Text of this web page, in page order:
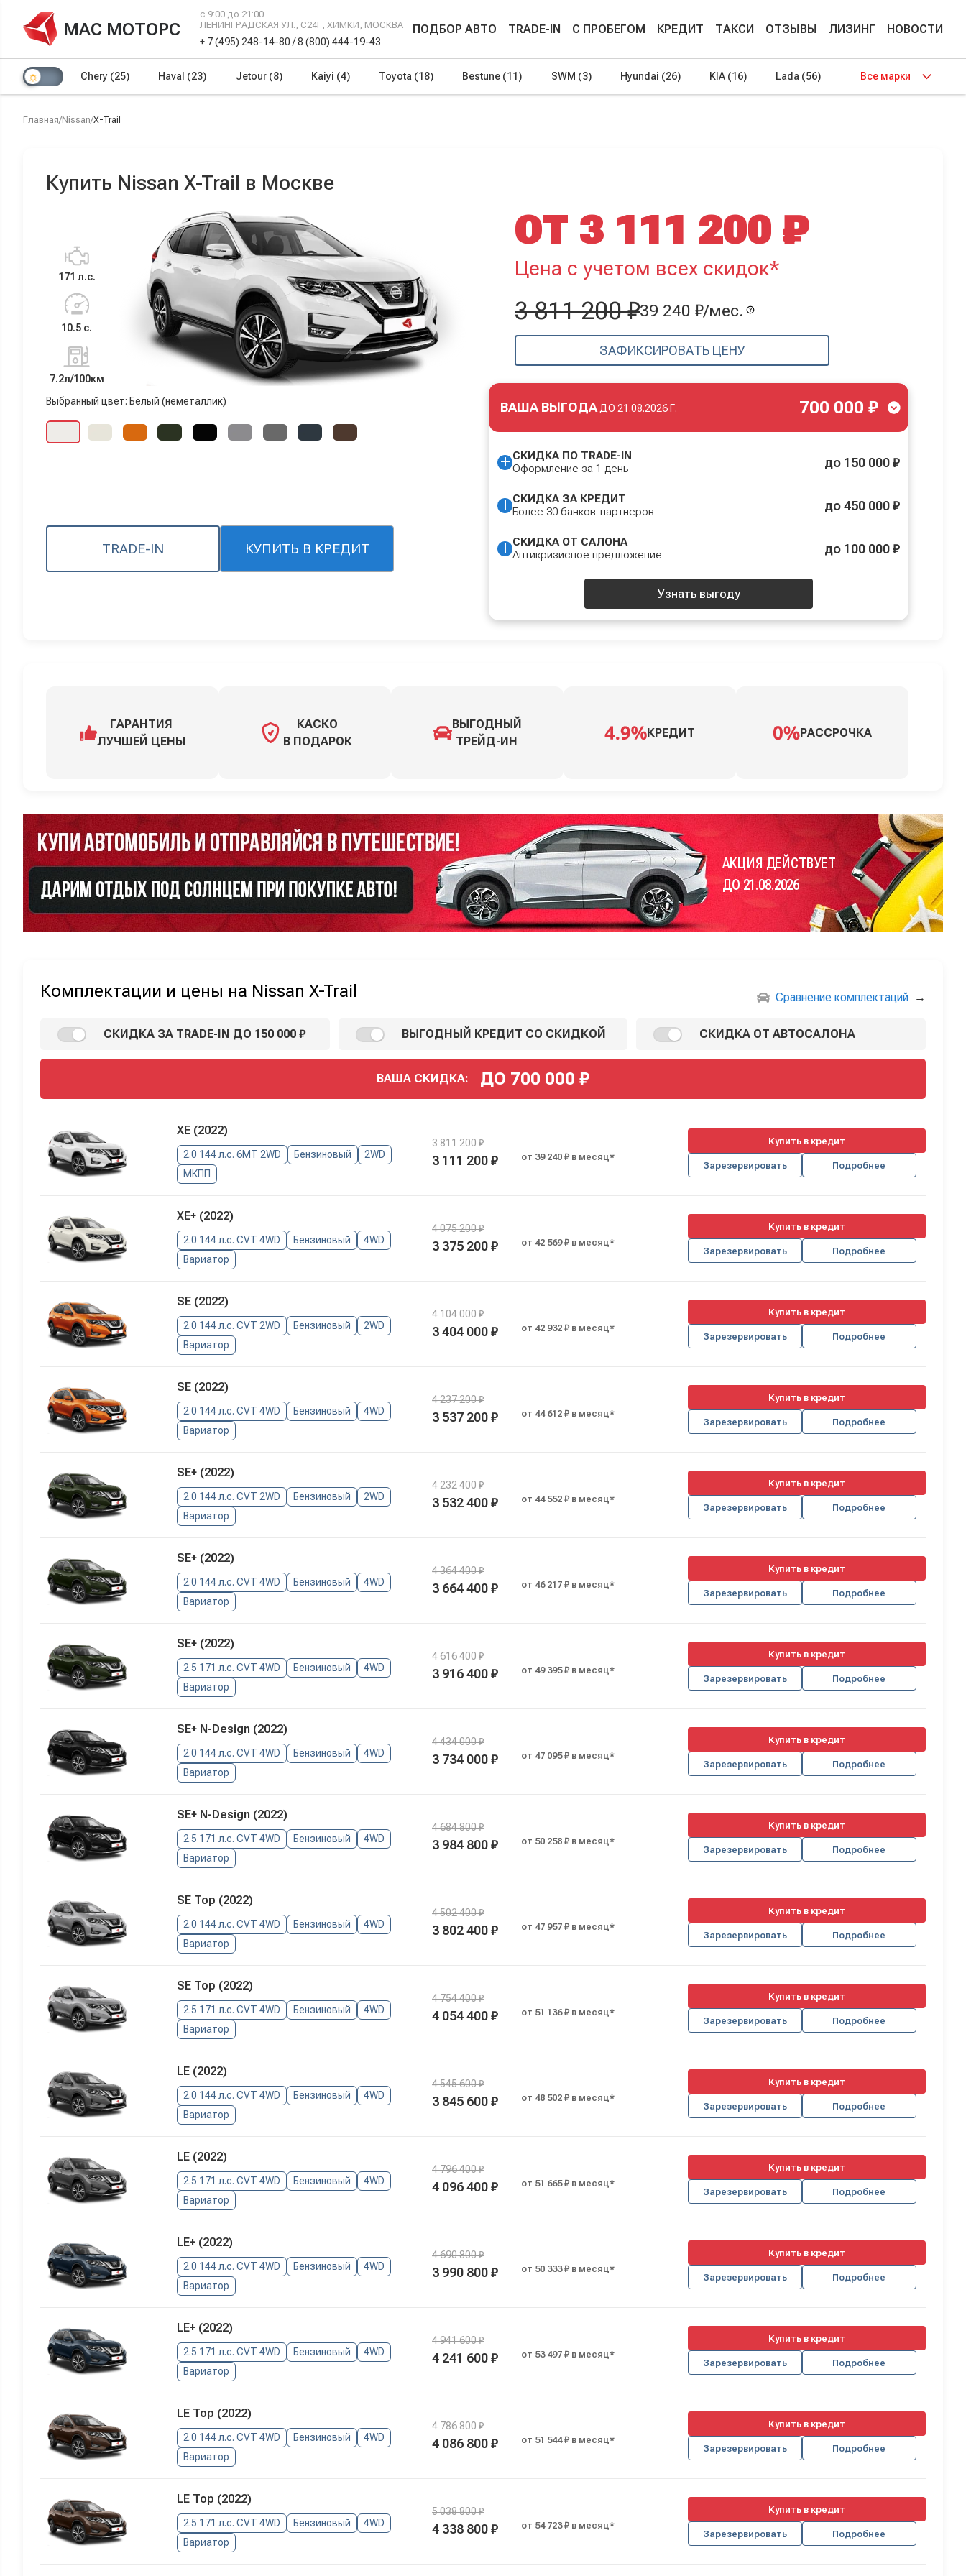
МАС МОТОРС
с 9:00 до 21:00
ЛЕНИНГРАДСКАЯ УЛ., С24Г, ХИМКИ, МОСКВА
+ 7 (495) 248-14-80 /8 (800) 444-19-43
ПОДБОР АВТО TRADE-IN С ПРОБЕГОМ КРЕДИТ ТАКСИ ОТЗЫВЫ ЛИЗИНГ НОВОСТИ
Chery (25) Haval (23) Jetour (8) Kaiyi (4) Toyota (18) Bestune (11) SWM (3) Hyundai (26) KIA (16) Lada (56) Все марки
Главная/Nissan/X-Trail
Купить Nissan X-Trail в Москве
171 л.с.
10.5 с.
7.2л/100км
Выбранный цвет: Белый (неметаллик)
TRADE-IN КУПИТЬ В КРЕДИТ
ОТ 3 111 200 ₽
Цена с учетом всех скидок*
3 811 200 ₽39 240 ₽/мес.
ЗАФИКСИРОВАТЬ ЦЕНУ
ВАША ВЫГОДА ДО 21.08.2026 Г. 700 000 ₽
СКИДКА ПО TRADE-IN
Оформление за 1 день
до 150 000 ₽
СКИДКА ЗА КРЕДИТ
Более 30 банков-партнеров
до 450 000 ₽
СКИДКА ОТ САЛОНА
Антикризисное предложение
до 100 000 ₽
Узнать выгоду
ГАРАНТИЯ
ЛУЧШЕЙ ЦЕНЫ
КАСКО
В ПОДАРОК
ВЫГОДНЫЙ
ТРЕЙД-ИН
КРЕДИТ РАССРОЧКА
АКЦИЯ ДЕЙСТВУЕТ
ДО 21.08.2026
Комплектации и цены на Nissan X-Trail Сравнение комплектаций →
СКИДКА ЗА TRADE-IN ДО 150 000 ₽ ВЫГОДНЫЙ КРЕДИТ СО СКИДКОЙ СКИДКА ОТ АВТОСАЛОНА
ВАША СКИДКА: ДО 700 000 ₽
XE (2022)
2.0 144 л.с. 6MT 2WD Бензиновый
2WD
МКПП
3 811 200 ₽
3 111 200 ₽ от 39 240 ₽ в месяц*
Купить в кредит
Зарезервировать Подробнее
XE+ (2022)
2.0 144 л.с. CVT 4WD Бензиновый
4WD
Вариатор
4 075 200 ₽
3 375 200 ₽ от 42 569 ₽ в месяц*
Купить в кредит
Зарезервировать Подробнее
SE (2022)
2.0 144 л.с. CVT 2WD Бензиновый
2WD
Вариатор
4 104 000 ₽
3 404 000 ₽ от 42 932 ₽ в месяц*
Купить в кредит
Зарезервировать Подробнее
SE (2022)
2.0 144 л.с. CVT 4WD Бензиновый
4WD
Вариатор
4 237 200 ₽
3 537 200 ₽ от 44 612 ₽ в месяц*
Купить в кредит
Зарезервировать Подробнее
SE+ (2022)
2.0 144 л.с. CVT 2WD Бензиновый
2WD
Вариатор
4 232 400 ₽
3 532 400 ₽ от 44 552 ₽ в месяц*
Купить в кредит
Зарезервировать Подробнее
SE+ (2022)
2.0 144 л.с. CVT 4WD Бензиновый
4WD
Вариатор
4 364 400 ₽
3 664 400 ₽ от 46 217 ₽ в месяц*
Купить в кредит
Зарезервировать Подробнее
SE+ (2022)
2.5 171 л.с. CVT 4WD Бензиновый
4WD
Вариатор
4 616 400 ₽
3 916 400 ₽ от 49 395 ₽ в месяц*
Купить в кредит
Зарезервировать Подробнее
SE+ N-Design (2022)
2.0 144 л.с. CVT 4WD Бензиновый
4WD
Вариатор
4 434 000 ₽
3 734 000 ₽ от 47 095 ₽ в месяц*
Купить в кредит
Зарезервировать Подробнее
SE+ N-Design (2022)
2.5 171 л.с. CVT 4WD Бензиновый
4WD
Вариатор
4 684 800 ₽
3 984 800 ₽ от 50 258 ₽ в месяц*
Купить в кредит
Зарезервировать Подробнее
SE Top (2022)
2.0 144 л.с. CVT 4WD Бензиновый
4WD
Вариатор
4 502 400 ₽
3 802 400 ₽ от 47 957 ₽ в месяц*
Купить в кредит
Зарезервировать Подробнее
SE Top (2022)
2.5 171 л.с. CVT 4WD Бензиновый
4WD
Вариатор
4 754 400 ₽
4 054 400 ₽ от 51 136 ₽ в месяц*
Купить в кредит
Зарезервировать Подробнее
LE (2022)
2.0 144 л.с. CVT 4WD Бензиновый
4WD
Вариатор
4 545 600 ₽
3 845 600 ₽ от 48 502 ₽ в месяц*
Купить в кредит
Зарезервировать Подробнее
LE (2022)
2.5 171 л.с. CVT 4WD Бензиновый
4WD
Вариатор
4 796 400 ₽
4 096 400 ₽ от 51 665 ₽ в месяц*
Купить в кредит
Зарезервировать Подробнее
LE+ (2022)
2.0 144 л.с. CVT 4WD Бензиновый
4WD
Вариатор
4 690 800 ₽
3 990 800 ₽ от 50 333 ₽ в месяц*
Купить в кредит
Зарезервировать Подробнее
LE+ (2022)
2.5 171 л.с. CVT 4WD Бензиновый
4WD
Вариатор
4 941 600 ₽
4 241 600 ₽ от 53 497 ₽ в месяц*
Купить в кредит
Зарезервировать Подробнее
LE Top (2022)
2.0 144 л.с. CVT 4WD Бензиновый
4WD
Вариатор
4 786 800 ₽
4 086 800 ₽ от 51 544 ₽ в месяц*
Купить в кредит
Зарезервировать Подробнее
LE Top (2022)
2.5 171 л.с. CVT 4WD Бензиновый
4WD
Вариатор
5 038 800 ₽
4 338 800 ₽ от 54 723 ₽ в месяц*
Купить в кредит
Зарезервировать Подробнее